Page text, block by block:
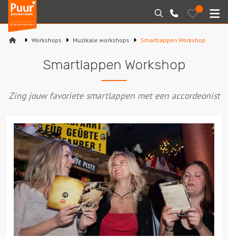
Puur*
Amsterdam
bedrijfsuitjes
Zoeken
020-
6260016
Bewaarde
uitjes
Arrangementen
Varen
Sport en spel
Workshops
Rondleidingen
Locaties
Feesten
Workshops Muzikale workshops Smartlappen Workshop
Smartlappen Workshop
Zing jouw favoriete smartlappen met een accordeonist